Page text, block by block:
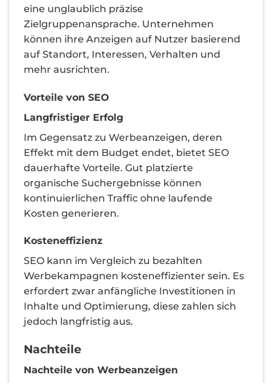
eine unglaublich präzise
Zielgruppenansprache. Unternehmen
können ihre Anzeigen auf Nutzer basierend
auf Standort, Interessen, Verhalten und
mehr ausrichten.
Vorteile von SEO
Langfristiger Erfolg
Im Gegensatz zu Werbeanzeigen, deren
Effekt mit dem Budget endet, bietet SEO
dauerhafte Vorteile. Gut platzierte
organische Suchergebnisse können
kontinuierlichen Traffic ohne laufende
Kosten generieren.
Kosteneffizienz
SEO kann im Vergleich zu bezahlten
Werbekampagnen kosteneffizienter sein. Es
erfordert zwar anfängliche Investitionen in
Inhalte und Optimierung, diese zahlen sich
jedoch langfristig aus.
Nachteile
Nachteile von Werbeanzeigen